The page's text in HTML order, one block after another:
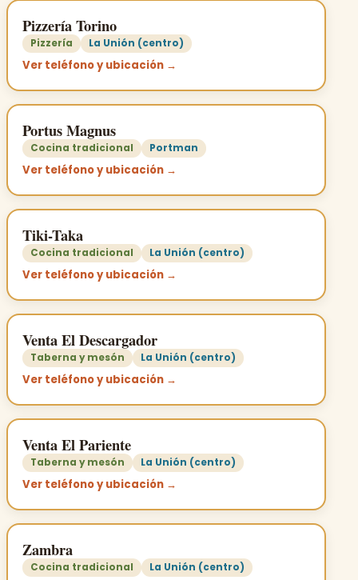
Pizzería Torino
Pizzería La Unión (centro)
Ver teléfono y ubicación →
Portus Magnus
Cocina tradicional Portman
Ver teléfono y ubicación →
Tiki-Taka
Cocina tradicional La Unión (centro)
Ver teléfono y ubicación →
Venta El Descargador
Taberna y mesón La Unión (centro)
Ver teléfono y ubicación →
Venta El Pariente
Taberna y mesón La Unión (centro)
Ver teléfono y ubicación →
Zambra
Cocina tradicional La Unión (centro)